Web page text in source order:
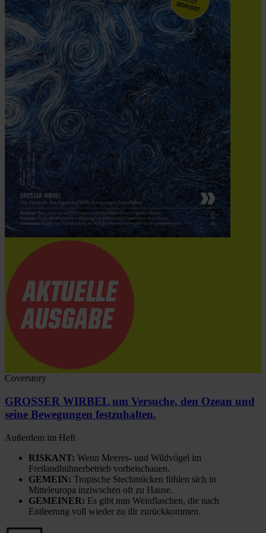
Coverstory
GROSSER WIRBEL um Versuche, den Ozean und
seine Bewegungen festzuhalten.
Außerdem im Heft
RISKANT: Wenn Meeres- und Wildvögel im
Freilandhühnerbetrieb vorbeischauen.
GEMEIN: Tropische Stechmücken fühlen sich in
Mitteleuropa inziwschen oft zu Hause.
GEMEINER: Es gibt nun Weinflaschen, die nach
Entleerung voll wieder zu dir zurückkommen.